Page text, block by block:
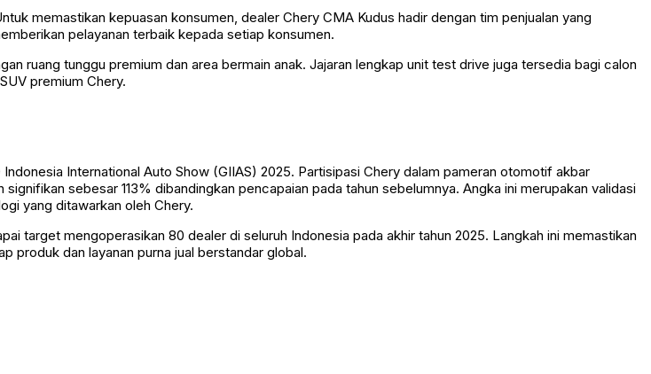
memastikan kepuasan konsumen, dealer Chery CMA Kudus hadir dengan tim penjualan yang
pelayanan terbaik kepada setiap konsumen.
ruang tunggu premium dan area bermain anak. Jajaran lengkap unit test drive juga tersedia bagi calon
premium Chery.
International Auto Show (GIIAS) 2025. Partisipasi Chery dalam pameran otomotif akbar
sebesar 113% dibandingkan pencapaian pada tahun sebelumnya. Angka ini merupakan validasi
yang ditawarkan oleh Chery.
target mengoperasikan 80 dealer di seluruh Indonesia pada akhir tahun 2025. Langkah ini memastikan
produk dan layanan purna jual berstandar global.